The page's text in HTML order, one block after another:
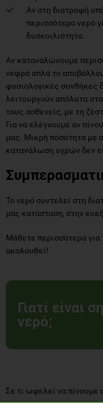
Αν στη διατροφή
περισσότερο νερό
δυσκοιλιότητα.
Αν καταναλώνουμε
νεφρά απλά το
φυσιολογικές συνθήκες
λειτουργούν απόλυτα
τους ασθενείς, με τη
Για να ελέγχουμε αν
μας. Μικρή ποσότητα με
κατανάλωση υγρών δεν
Το νερό συντελεί στη
μας κατάσταση, στην
Μάθετε περισσότερα για
ακολουθεί!
Γιατί είναι
νερό;
Σε τι ωφελεί να πίνουμε